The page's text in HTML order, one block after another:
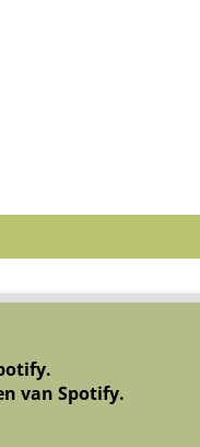
van Spotify.